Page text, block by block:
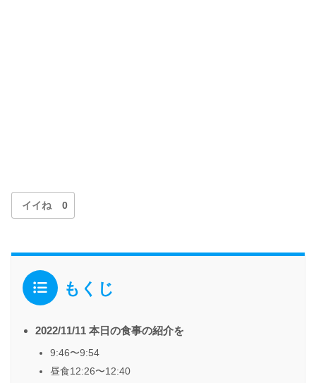
イイね 0
もくじ
2022/11/11 本日の食事の紹介を
9:46〜9:54
昼食12:26〜12:40